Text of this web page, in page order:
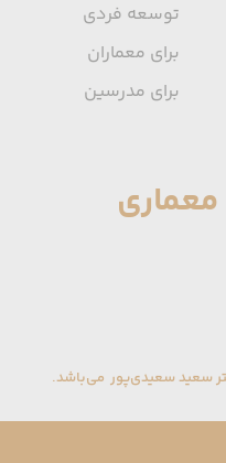
سعید سعیدی‌پور می‌باشد.
توسعه فردی
برای معماران
برای مدرسین